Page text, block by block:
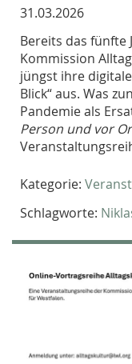
31.03.2026
Bereits das fünfte
Kommission
jüngst ihre
Blick“ aus. Was
Pandemie als
Person und vor
Kategorie:
Schlagworte: